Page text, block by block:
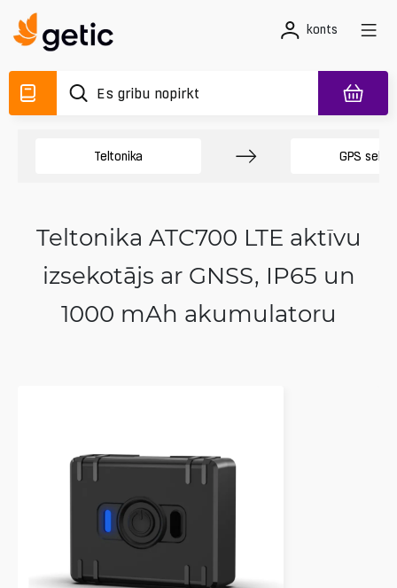
konts
Teltonika GPS
Teltonika ATC700 LTE aktīvu
izsekotājs ar GNSS, IP65 un
1000 mAh akumulatoru